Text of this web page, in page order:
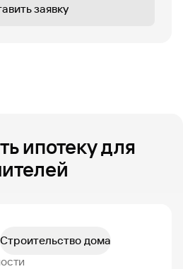
заявку
ипотеку для
Строительство дома